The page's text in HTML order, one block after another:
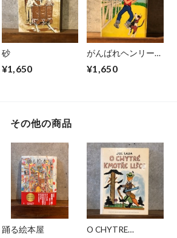
砂
¥1,650
がんばれヘンリーく
¥1,650
その他の商品
踊る絵本屋
O CHYTRE